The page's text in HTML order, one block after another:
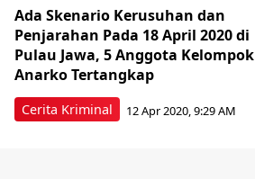
Cerita Kriminal
Ada Skenario Kerusuhan dan
Penjarahan Pada 18 April 2020 di
Pulau Jawa, 5 Anggota Kelompok
Anarko Tertangkap
12 Apr 2020, 9:29 AM